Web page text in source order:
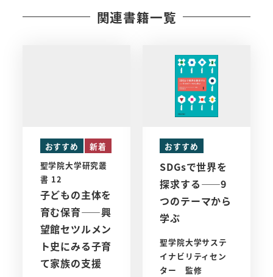
関連書籍一覧
おすすめ
新着
聖学院大学研究叢
書 12
子どもの主体を
育む保育――興
望館セツルメン
ト史にみる子育
て家族の支援
おすすめ
SDGsで世界を
探求する――9
つのテーマから
学ぶ
聖学院大学サステ
イナビリティセン
ター 監修